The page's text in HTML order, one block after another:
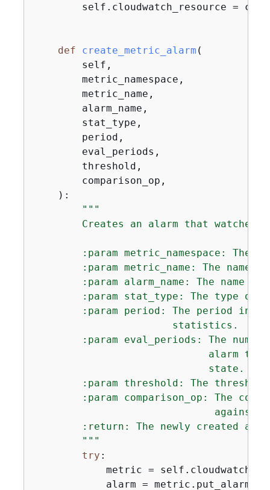
self.cloudwatch_resource =
def create_metric_alarm (
        self,
        metric_namespace,
        metric_name,
        alarm_name,
        stat_type,
        period,
        eval_periods,
        threshold,
        comparison_op,
):
"""
Creates an alarm that watches
:param metric_namespace: The
:param metric_name: The name
:param alarm_name: The name of
:param stat_type: The type of
:param period: The period in
                       statistics.
:param eval_periods: The
alarm
                             state.
:param threshold: The
:param comparison_op: The
against
:return: The newly created
        """
try :
metric =
            alarm = metric.put_alarm(